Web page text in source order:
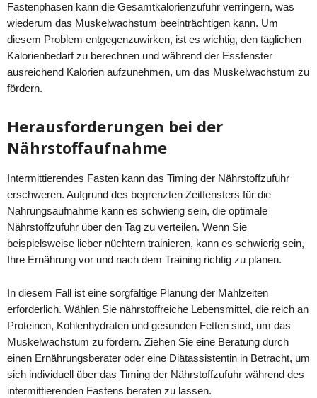
Fastenphasen kann die Gesamtkalorienzufuhr verringern, was
wiederum das Muskelwachstum beeinträchtigen kann. Um
diesem Problem entgegenzuwirken, ist es wichtig, den täglichen
Kalorienbedarf zu berechnen und während der Essfenster
ausreichend Kalorien aufzunehmen, um das Muskelwachstum zu
fördern.
Herausforderungen bei der
Nährstoffaufnahme
Intermittierendes Fasten kann das Timing der Nährstoffzufuhr
erschweren. Aufgrund des begrenzten Zeitfensters für die
Nahrungsaufnahme kann es schwierig sein, die optimale
Nährstoffzufuhr über den Tag zu verteilen. Wenn Sie
beispielsweise lieber nüchtern trainieren, kann es schwierig sein,
Ihre Ernährung vor und nach dem Training richtig zu planen.
In diesem Fall ist eine sorgfältige Planung der Mahlzeiten
erforderlich. Wählen Sie nährstoffreiche Lebensmittel, die reich an
Proteinen, Kohlenhydraten und gesunden Fetten sind, um das
Muskelwachstum zu fördern. Ziehen Sie eine Beratung durch
einen Ernährungsberater oder eine Diätassistentin in Betracht, um
sich individuell über das Timing der Nährstoffzufuhr während des
intermittierenden Fastens beraten zu lassen.